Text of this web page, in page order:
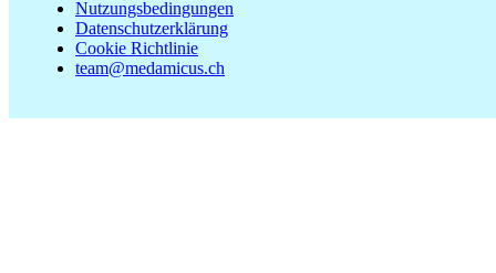
Nutzungsbedingungen
Datenschutzerklärung
Cookie Richtlinie
team@medamicus.ch